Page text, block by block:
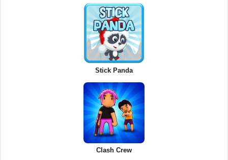
Stick Panda
Clash Crew